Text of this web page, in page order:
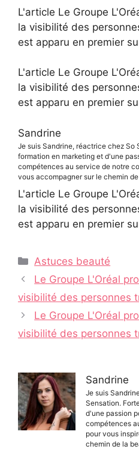
L'article Le Groupe
la visibilité des
est apparu en premier
L'article Le Groupe
la visibilité des
est apparu en premier
Sandrine
Je suis Sandrine, réactrice chez So
formation en marketing et d'une
compétences au service de notre
vous accompagner sur le chemin
L'article Le Groupe
la visibilité des
est apparu en premier
Catégories
Astuces beauté
Navigation
des
Le Groupe L'Oréal
visibilité des personnes
Le Groupe L'Oréal
visibilité des personnes
Sandrine
Je suis
Sensation.
d'une passion
compétences
pour vous
chemin de la